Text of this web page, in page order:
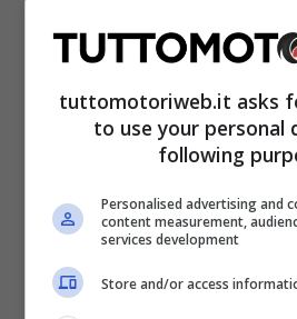
tuttomotoriweb.it asks
to use your personal
following
Personalised advertising and
content measurement,
services development
Store and/or access